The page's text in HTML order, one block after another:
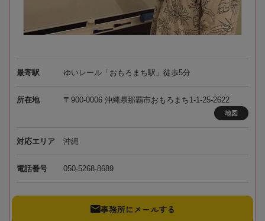
最寄駅 ゆいレール「おもろまち駅」徒歩5分
所在地 〒900-0006 沖縄県那覇市おもろまち1-1-25-2622
地図
対応エリア 沖縄
電話番号 050-5268-8689
事務所にメールする